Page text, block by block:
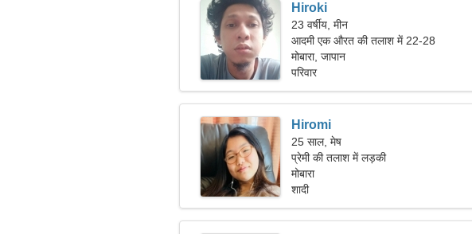
Hiroki
23 वर्षीय, मीन
आदमी एक औरत की तलाश में 22-28
मोबारा, जापान
परिवार
Hiromi
25 साल, मेष
प्रेमी की तलाश में लड़की
मोबारा
शादी